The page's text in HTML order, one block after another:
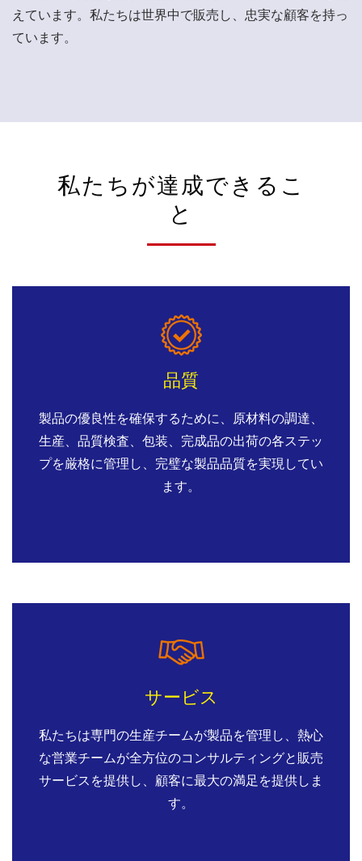
えています。私たちは世界中で販売し、忠実な顧客を持っ
ています。
私たちが達成できるこ
と
品質
製品の優良性を確保するために、原材料の調達、
生産、品質検査、包装、完成品の出荷の各ステッ
プを厳格に管理し、完璧な製品品質を実現してい
ます。
サービス
私たちは専門の生産チームが製品を管理し、熱心
な営業チームが全方位のコンサルティングと販売
サービスを提供し、顧客に最大の満足を提供しま
す。